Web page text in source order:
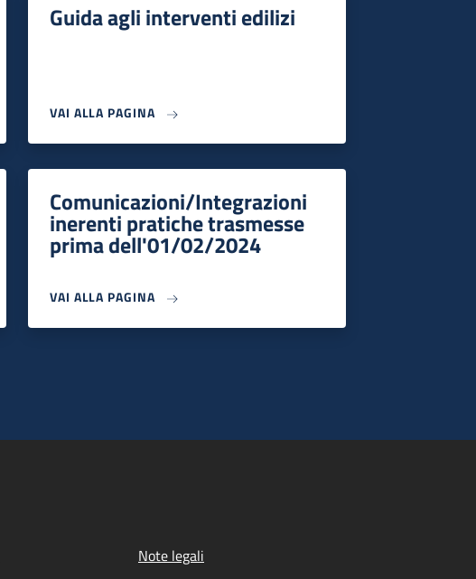
Guida agli interventi edilizi
VAI ALLA PAGINA
Comunicazioni/Integrazioni
inerenti pratiche trasmesse
prima dell'01/02/2024
VAI ALLA PAGINA
Note legali